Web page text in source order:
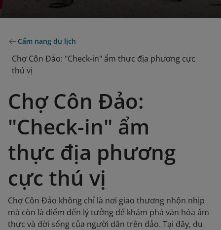
Cẩm nang du lịch
Chợ Côn Đảo: "Check-in" ẩm thực địa phương cực
thú vị
Chợ Côn Đảo:
"Check-in" ẩm
thực địa phương
cực thú vị
Chợ Côn Đảo không chỉ là nơi giao thương nhộn nhịp
mà còn là điểm đến lý tưởng để khám phá văn hóa ẩm
thực và đời sống của người dân trên đảo. Tại đây, du